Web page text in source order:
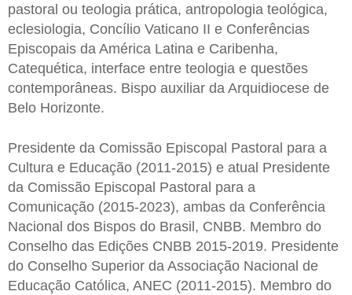
pastoral ou teologia prática, antropologia teológica,
eclesiologia, Concílio Vaticano II e Conferências
Episcopais da América Latina e Caribenha,
Catequética, interface entre teologia e questões
contemporâneas. Bispo auxiliar da Arquidiocese de
Belo Horizonte.
Presidente da Comissão Episcopal Pastoral para a
Cultura e Educação (2011-2015) e atual Presidente
da Comissão Episcopal Pastoral para a
Comunicação (2015-2023), ambas da Conferência
Nacional dos Bispos do Brasil, CNBB. Membro do
Conselho das Edições CNBB 2015-2019. Presidente
do Conselho Superior da Associação Nacional de
Educação Católica, ANEC (2011-2015). Membro do